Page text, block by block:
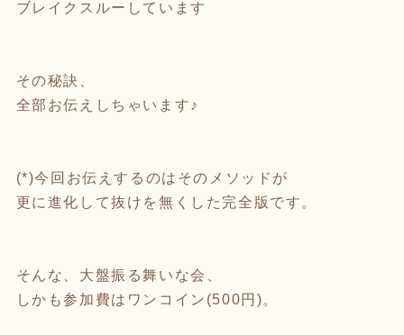
ブレイクスルーしています
その秘訣、
全部お伝えしちゃいます♪
(*)今回お伝えするのはそのメソッドが
更に進化して抜けを無くした完全版です。
そんな、大盤振る舞いな会、
しかも参加費はワンコイン(500円)。